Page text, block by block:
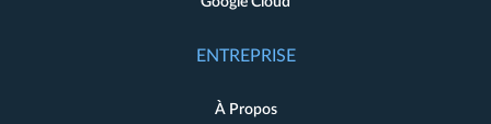
ENTREPRISE
À Propos